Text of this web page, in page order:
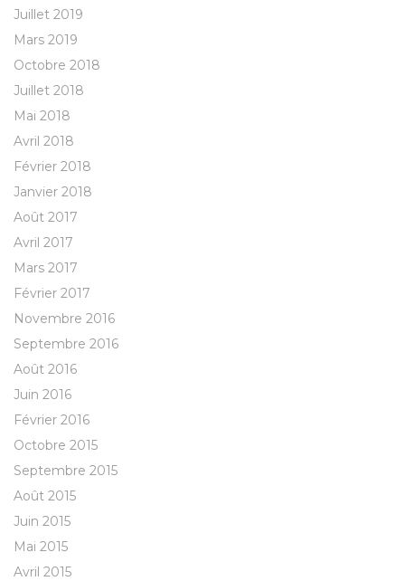
Juillet 2019
Mars 2019
Octobre 2018
Juillet 2018
Mai 2018
Avril 2018
Février 2018
Janvier 2018
Août 2017
Avril 2017
Mars 2017
Février 2017
Novembre 2016
Septembre 2016
Août 2016
Juin 2016
Février 2016
Octobre 2015
Septembre 2015
Août 2015
Juin 2015
Mai 2015
Avril 2015